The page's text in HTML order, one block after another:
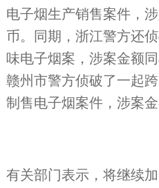
电子烟生产销售案件，
币。同期，浙江警方还
味电子烟案，涉案金额
赣州市警方侦破了一起
制售电子烟案件，涉案
有关部门表示，将继续